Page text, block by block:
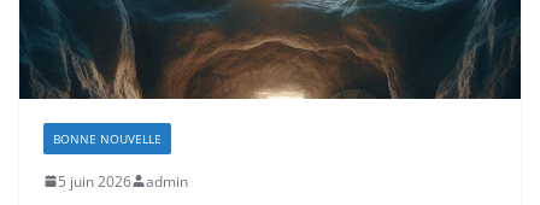
BONNE NOUVELLE
5 juin 2026 admin